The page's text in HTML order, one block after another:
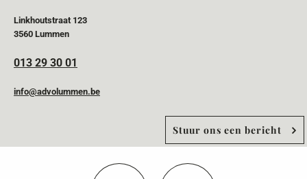
Linkhoutstraat 123
3560 Lummen
013 29 30 01
info@advolummen.be
Stuur ons een bericht